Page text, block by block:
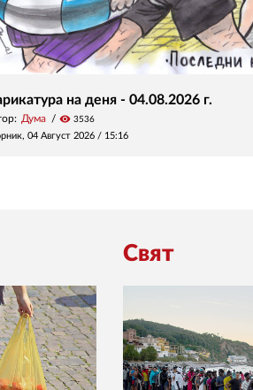
на деня - 04.08.2026 г.
Дума visibility 3536
04 Август 2026 / 15:16
Свят